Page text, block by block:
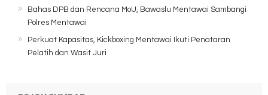
Bahas DPB dan Rencana MoU, Bawaslu Mentawai Sambangi
Polres Mentawai
Perkuat Kapasitas, Kickboxing Mentawai Ikuti Penataran
Pelatih dan Wasit Juri